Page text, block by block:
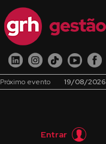
Próximo evento 19/08/2026
Entrar